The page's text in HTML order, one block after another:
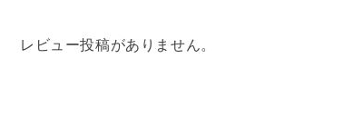
レビュー投稿がありません。